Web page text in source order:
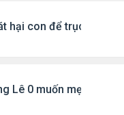
hại con để trục lợi bảo
Lê 0 muốn mẹ thua